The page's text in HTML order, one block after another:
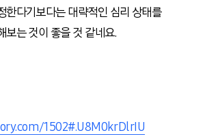
한다기보다는 대략적인 심리 상태를
보는 것이 좋을 것 같네요.
1502#.U8M0krDlrIU